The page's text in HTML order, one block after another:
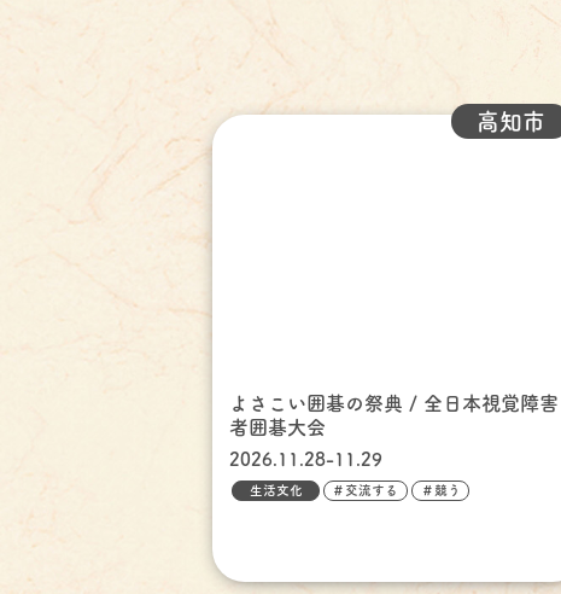
よさこい囲碁の祭典 / 全日本視覚障害
者囲碁大会
2026.11.28-11.29
高知市
生活文化 ＃交流する ＃競う